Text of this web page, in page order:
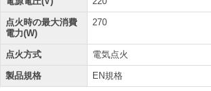
点火時の最大消費
電力(W)
270
点火方式 電気点火
製品規格 EN規格